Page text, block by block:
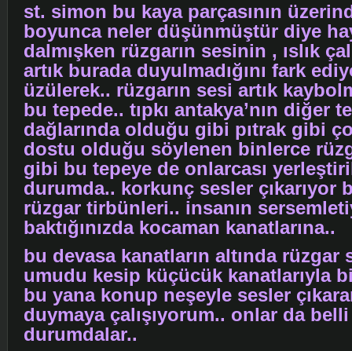
st. simon bu kaya parçasının
boyunca neler düşünmüştür diye
dalmışken rüzgarın sesinin , ıslık
artık burada duyulmadığını fark
üzülerek.. rüzgarın sesi artık
bu tepede.. tıpkı antakya’nın diğer
dağlarında olduğu gibi pıtrak gibi
dostu olduğu söylenen binlerce
gibi bu tepeye de onlarcası
durumda.. korkunç sesler çıkarıyor
rüzgar tirbünleri.. insanın
baktığınızda kocaman kanatlarına..
bu devasa kanatların altında rüzgar
umudu kesip küçücük kanatlarıyla
bu yana konup neşeyle sesler
duymaya çalışıyorum.. onlar da
durumdalar..